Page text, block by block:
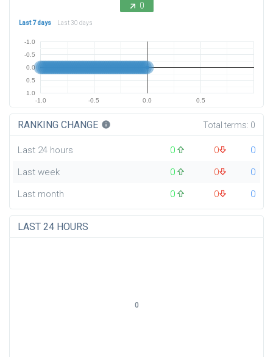
0
Last 7 days Last 30 days
-1.0 -0.5 0.0 0.5
-1.0
-0.5
0.0
0.5
1.0
RANKING CHANGE info Total terms: 0
Last 24 hours 0 0
0
Last week
0 0
0
Last month
0 0 0
LAST 24 HOURS
0